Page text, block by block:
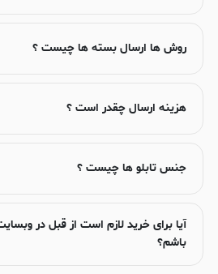
روش ها ارسال بسته ها چیست ؟
هزینه ارسال چقدر است ؟
جنس تابلو ها چیست ؟
آیا برای خرید لازم است از قبل در
باشم؟